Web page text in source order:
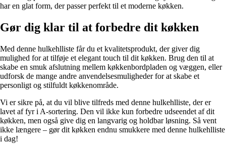
har en glat form, der passer perfekt til et moderne køkken.
Gør dig klar til at forbedre dit køkken
Med denne hulkehlliste får du et kvalitetsprodukt, der giver dig
mulighed for at tilføje et elegant touch til dit køkken. Brug den til at
skabe en smuk afslutning mellem køkkenbordpladen og væggen, eller
udforsk de mange andre anvendelsesmuligheder for at skabe et
personligt og stilfuldt køkkenområde.
Vi er sikre på, at du vil blive tilfreds med denne hulkehlliste, der er
lavet af fyr i A-sortering. Den vil ikke kun forbedre udseendet af dit
køkken, men også give dig en langvarig og holdbar løsning. Så vent
ikke længere – gør dit køkken endnu smukkere med denne hulkehlliste
i dag!